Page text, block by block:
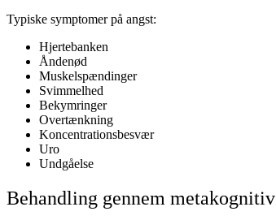
Typiske symptomer på angst:
Hjertebanken
Åndenød
Muskelspændinger
Svimmelhed
Bekymringer
Overtænkning
Koncentrationsbesvær
Uro
Undgåelse
Behandling gennem